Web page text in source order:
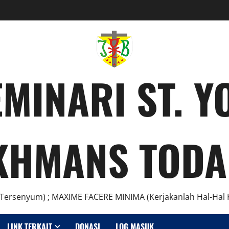
ST.
Tersenyum) ; MAXIME FACERE MINIMA (Kerjakanlah Hal-
LINK TERKAIT DONASI LOG MASUK